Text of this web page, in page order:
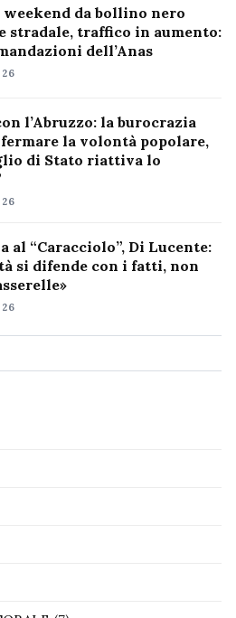
weekend da bollino nero
stradale, traffico in aumento:
dell’Anas
l’Abruzzo: la burocrazia
la volontà popolare,
di Stato riattiva lo
al “Caracciolo”, Di Lucente:
si difende con i fatti, non